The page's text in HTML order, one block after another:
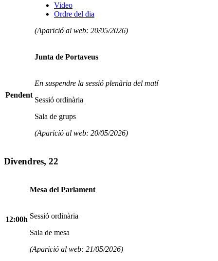
Video
Ordre del dia
(Aparició al web: 20/05/2026)
Pendent
Junta de Portaveus
En suspendre la sessió plenària del matí
Sessió ordinària
Sala de grups
(Aparició al web: 20/05/2026)
Divendres, 22
12:00h
Mesa del Parlament
Sessió ordinària
Sala de mesa
(Aparició al web: 21/05/2026)